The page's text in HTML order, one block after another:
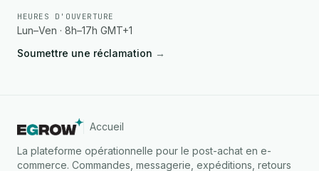
HEURES D'OUVERTURE
Lun–Ven · 8h–17h GMT+1
Soumettre une réclamation →
Accueil
La plateforme opérationnelle pour le post-achat en e-
commerce. Commandes, messagerie, expéditions, retours